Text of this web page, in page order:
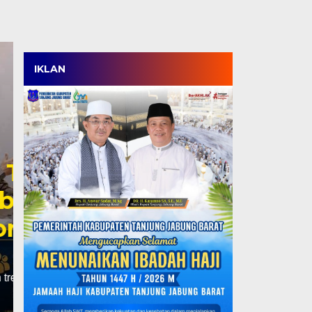
Wabup Katamso
Kemenaker, Dorong
hingga Perluasan
untuk Tenaga Kerja
Rabu, 5 Agu 2026 - 17:18 WIB
JAKARTA, TJ – Pemerintah Kabupaten Tanjung
pembangunan sektor ketenagakerjaan. Wakil Bupati
IKLAN